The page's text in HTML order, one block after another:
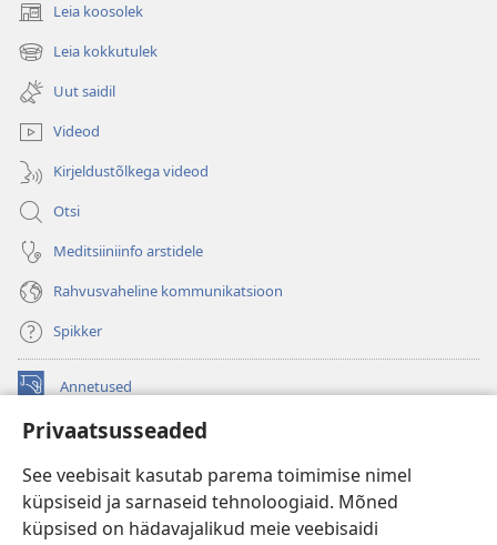
Privaatsusseaded
See veebisait kasutab parema toimimise nimel
küpsiseid ja sarnaseid tehnoloogiaid. Mõned
küpsised on hädavajalikud meie veebisaidi
Leia koosolek
(avab
uue
akna)
Leia kokkutulek
(avab
uue
akna)
Uut saidil
Videod
Kirjeldustõlkega videod
Otsi
Meditsiiniinfo arstidele
Rahvusvaheline kommunikatsioon
Spikker
Annetused
(avab
akna)
uue
akna) JW Hub
(avab
uue